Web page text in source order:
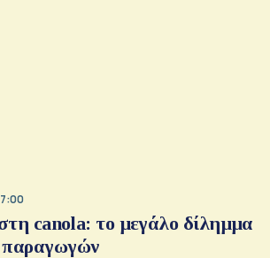
canola: το μεγάλο δίλημμα